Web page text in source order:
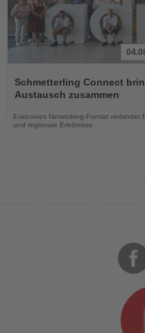
Sie
die
Schmetterling Connect
Austausch zusammen
Exklusives Networking-Format
und regionale Erlebnisse